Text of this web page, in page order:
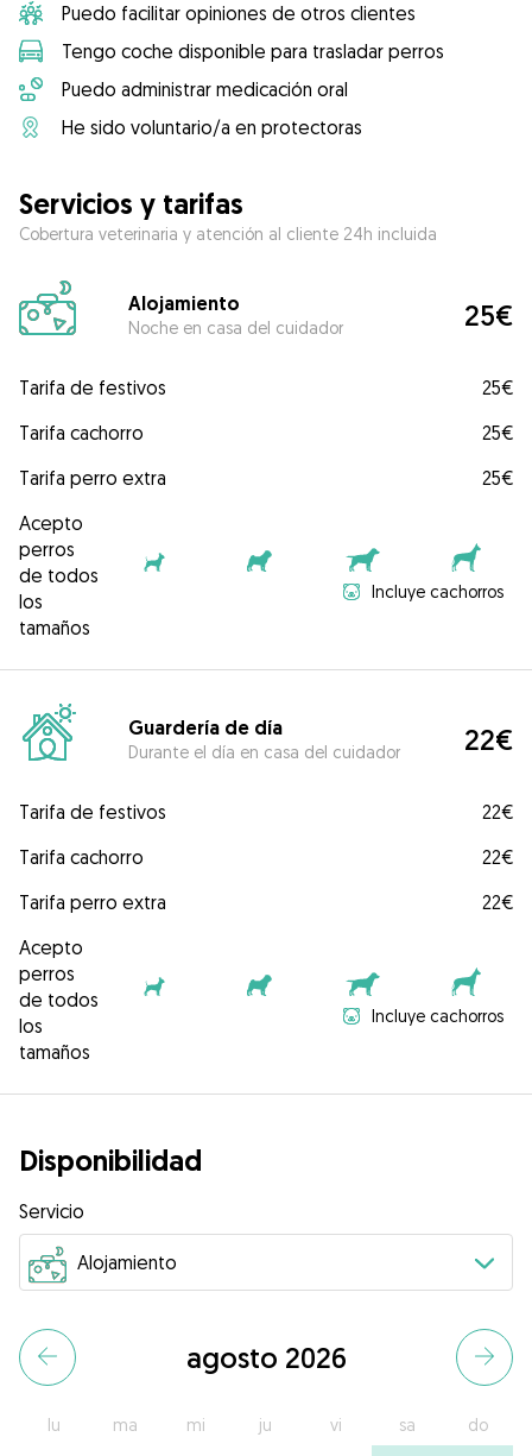
Puedo facilitar opiniones de otros clientes
Tengo coche disponible para trasladar perros
Puedo administrar medicación oral
He sido voluntario/a en protectoras
Servicios y tarifas
Cobertura veterinaria y atención al cliente 24h incluida
Alojamiento
Noche en casa del cuidador 25€
Tarifa de festivos
25€
Tarifa cachorro
25€
Tarifa perro extra
25€
Acepto
perros
de todos
los
tamaños
Incluye cachorros
Guardería de día
Durante el día en casa del cuidador 22€
Tarifa de festivos
22€
Tarifa cachorro
22€
Tarifa perro extra
22€
Acepto
perros
de todos
los
tamaños
Incluye cachorros
Disponibilidad
Servicio
agosto 2026
lu ma mi ju vi sa do